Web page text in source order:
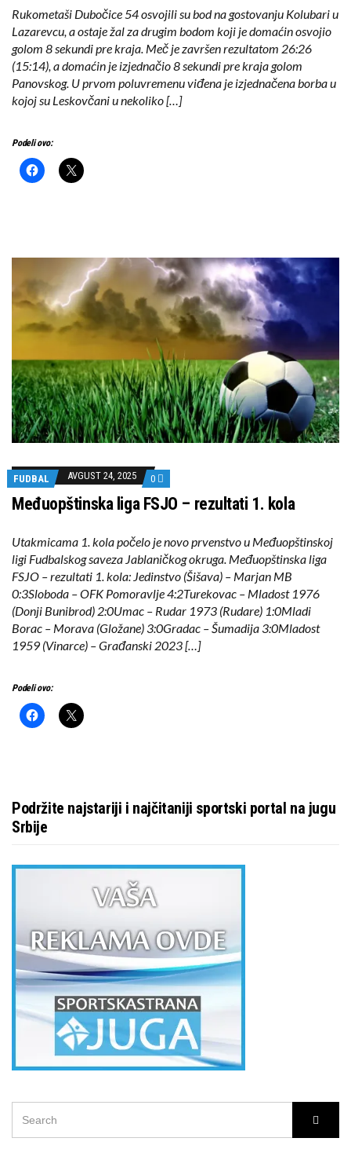
Rukometaši Dubočice 54 osvojili su bod na gostovanju Kolubari u
Lazarevcu, a ostaje žal za drugim bodom koji je domaćin osvojio
golom 8 sekundi pre kraja. Meč je završen rezultatom 26:26
(15:14), a domaćin je izjednačio 8 sekundi pre kraja golom
Panovskog. U prvom poluvremenu viđena je izjednačena borba u
kojoj su Leskovčani u nekoliko […]
Podeli ovo:
FUDBAL AVGUST 24, 2025 0
Međuopštinska liga FSJO – rezultati 1. kola
Utakmicama 1. kola počelo je novo prvenstvo u Međuopštinskoj
ligi Fudbalskog saveza Jablaničkog okruga. Međuopštinska liga
FSJO – rezultati 1. kola: Jedinstvo (Šišava) – Marjan MB
0:3Sloboda – OFK Pomoravlje 4:2Turekovac – Mladost 1976
(Donji Bunibrod) 2:0Umac – Rudar 1973 (Rudare) 1:0Mladi
Borac – Morava (Gložane) 3:0Gradac – Šumadija 3:0Mladost
1959 (Vinarce) – Građanski 2023 […]
Podeli ovo:
Podržite najstariji i najčitaniji sportski portal na jugu
Srbije